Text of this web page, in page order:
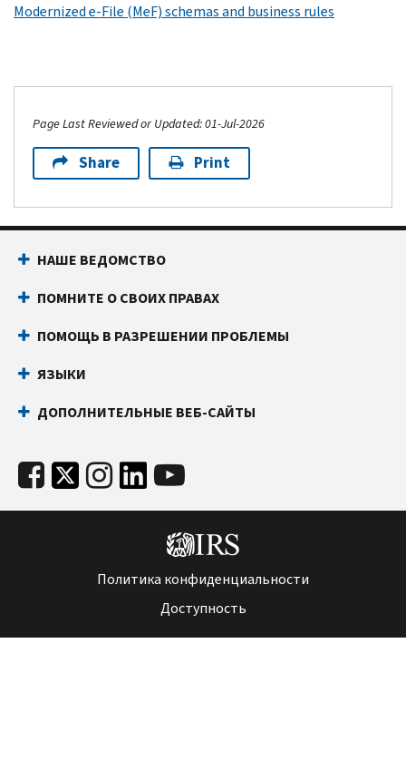
Modernized e-File (MeF) schemas and business rules
Page Last Reviewed or Updated: 01-Jul-2026
Share Print
НАШЕ ВЕДОМСТВО
ПОМНИТЕ О СВОИХ ПРАВАХ
ПОМОЩЬ В РАЗРЕШЕНИИ ПРОБЛЕМЫ
ЯЗЫКИ
ДОПОЛНИТЕЛЬНЫЕ ВЕБ-САЙТЫ
Политика конфиденциальности
Доступность